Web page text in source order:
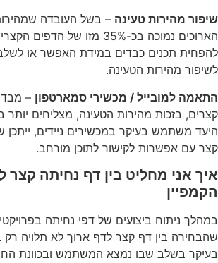
שיפור מהירות טעינה – בשל העובדה
הארוכים נמוכה בכ-35% מזו של
להפחית תכנים כבדים במידת האפשר או לשלב
לשיפור מהירות הטעינה.
התאמה למובייל / מכשירי סמארטפון –
קצרים, בזכות מהירות הטעינה, מצליחים יותר
היעד משתמש בעיקר במכשירים ניידים, ייתכן
קצר עם אפשרות לקישור לתוכן מורחב.
איך אני מחליט בין דף נחיתה קצר
הקמפיין
במהלך ניתוח ביצועים של דפי נחיתה
שהבחירה בין דף קצר לדף ארוך לא תלויה
בעיקר בשלב שבו נמצא המשתמש ובכוונת